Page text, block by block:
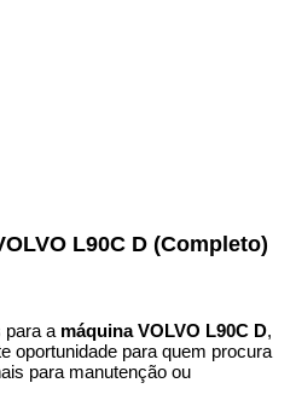
L90C D (Completo)
para a máquina VOLVO L90C D,
oportunidade para quem procura
para manutenção ou